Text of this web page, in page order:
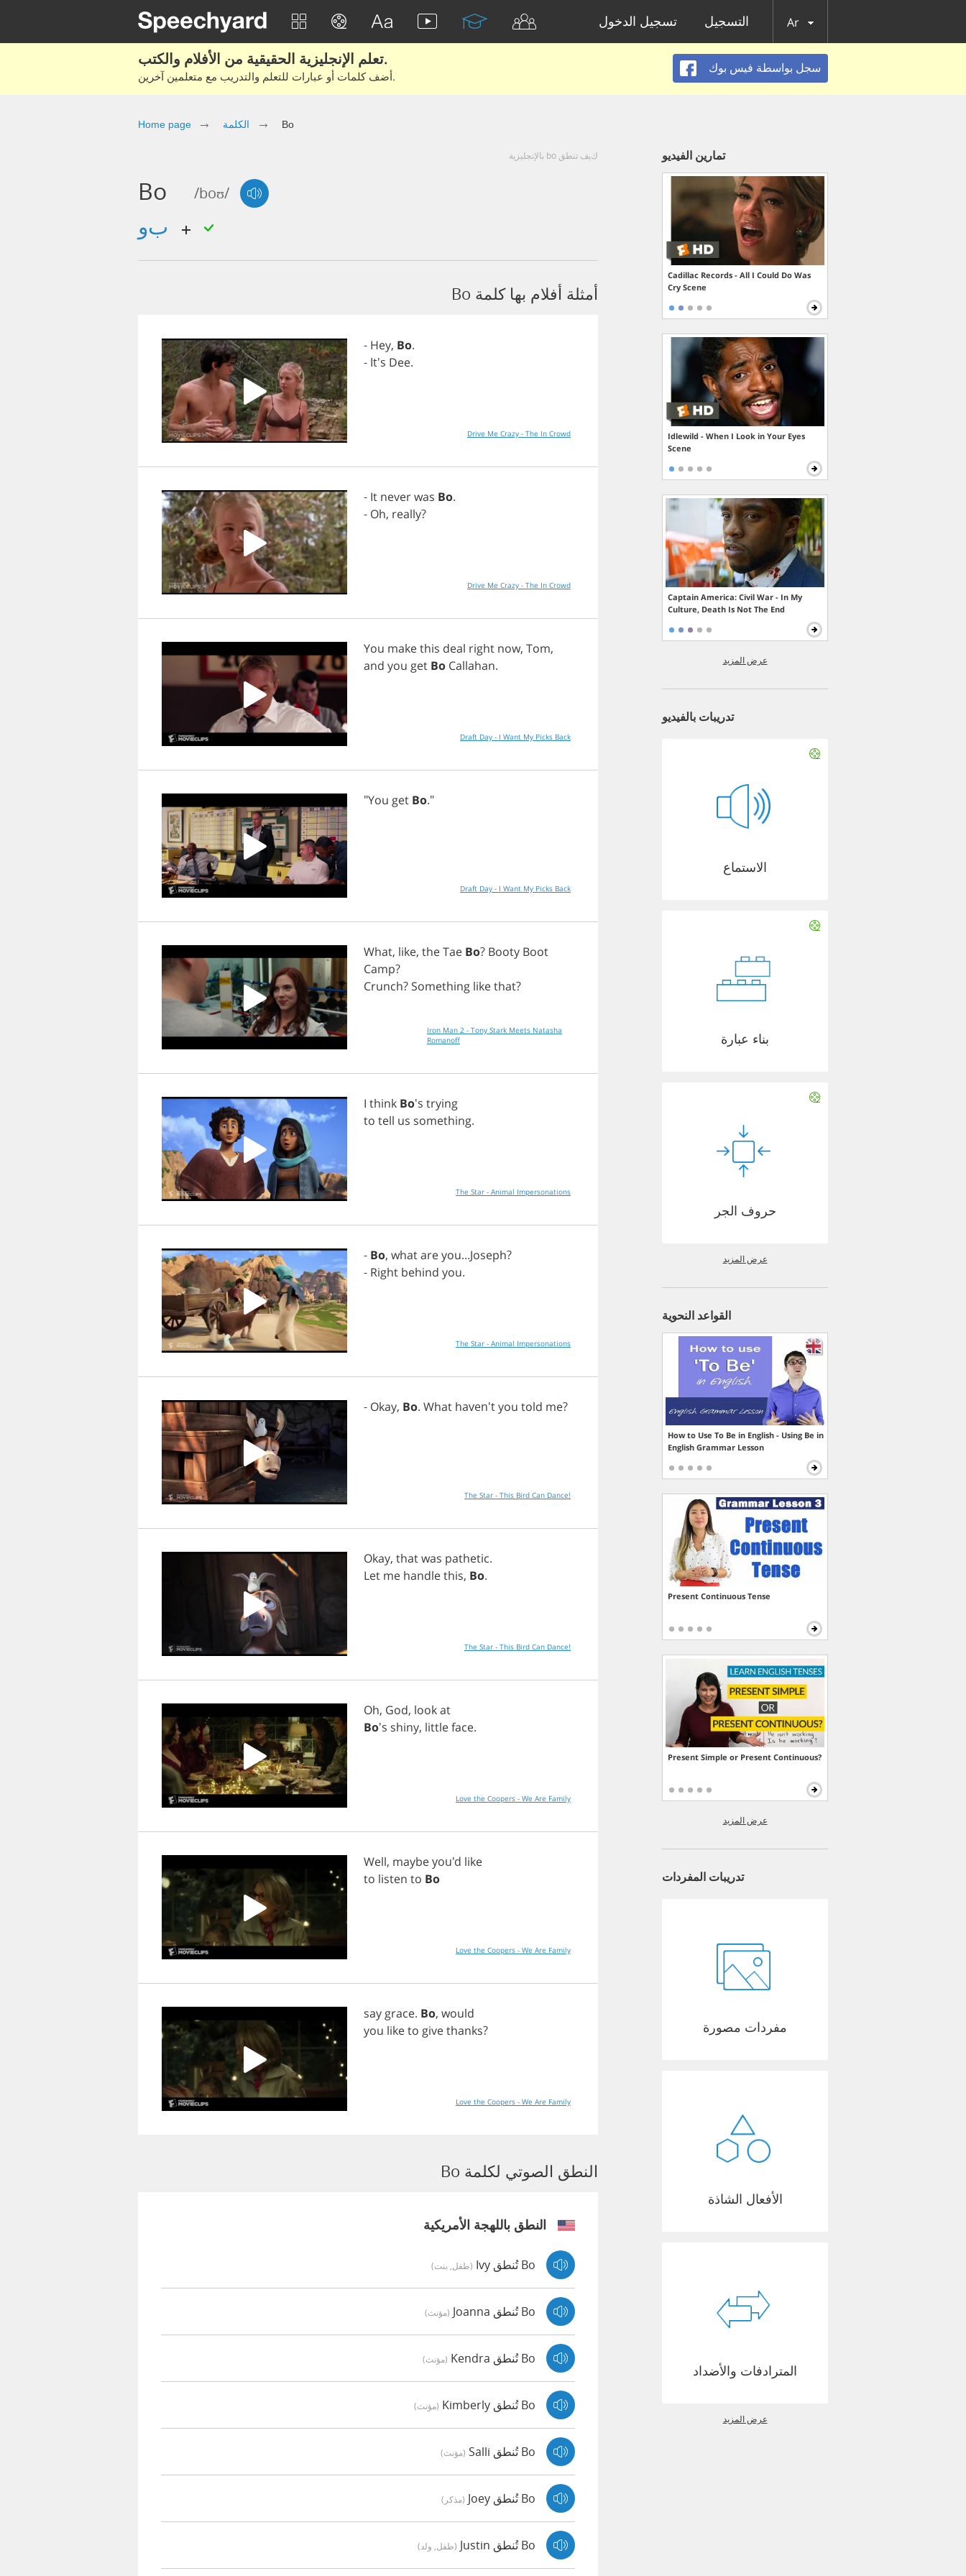
تسجيل الدخول التسجيل Ar
تعلم الإنجليزية الحقيقية من الأفلام والكتب.
أضف كلمات أو عبارات للتعلم والتدريب مع متعلمين آخرين.
سجل بواسطة فيس بوك
Home page الكلمة Bo
كيف تنطق bo بالإنجليزية
Bo /boʊ/
أمثلة أفلام بها كلمة Bo
- Hey, Bo.
- It's Dee.
Drive Me Crazy - The In Crowd
- It neverwas Bo.
- Oh, really?
Drive Me Crazy - The In Crowd
You makethis deal right now, Tom,
and you get Bo Callahan.
Draft Day - I Want My Picks Back
"You get Bo."
Draft Day - I Want My Picks Back
What, like, theTae Bo? Booty Boot
Camp?
Crunch? Something likethat?
Iron Man 2 - Tony Stark Meets Natasha
Romanoff
I think Bo's trying
to tell us something.
The Star - Animal Impersonations
- Bo, whatareyou...Joseph?
- Right behind you.
The Star - Animal Impersonations
- Okay, Bo. What haven'tyou told me?
The Star - This Bird Can Dance!
Okay, thatwas pathetic.
Let me handlethis, Bo.
The Star - This Bird Can Dance!
Oh, God, lookat
Bo's shiny, littleface.
Love the Coopers - We Are Family
Well, maybeyou'd like
to listen to Bo
Love the Coopers - We Are Family
say grace. Bo, would
you liketo givethanks?
Love the Coopers - We Are Family
النطق الصوتي لكلمة Bo
النطق باللهجة الأمريكية
Bo تُنطق Ivy (طفل, بنت)
Bo تُنطق Joanna (مؤنث)
Bo تُنطق Kendra (مؤنث)
Bo تُنطق Kimberly (مؤنث)
Bo تُنطق Salli (مؤنث)
Bo تُنطق Joey (مذكر)
Bo تُنطق Justin (طفل, ولد)
تمارين الفيديو
Cadillac Records - All I Could Do Was
Cry Scene
Idlewild - When I Look in Your Eyes
Scene
Captain America: Civil War - In My
Culture, Death Is Not The End
عرض المزيد
تدريبات بالفيديو
الاستماع
بناء عبارة
حروف الجر
عرض المزيد
القواعد النحوية
How to Use To Be in English - Using Be in
English Grammar Lesson
Present Continuous Tense
Present Simple or Present Continuous?
عرض المزيد
تدريبات المفردات
مفردات مصورة
الأفعال الشاذة
المترادفات والأضداد
عرض المزيد